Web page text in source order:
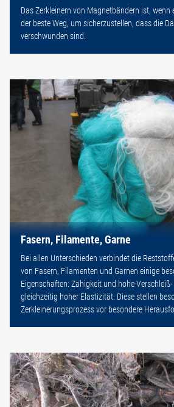
Das Zerkleinern von Magnetbändern ist,
der beste Weg, um sicherzustellen, dass die
verschwunden sind.
Fasern, Filamente, Garne
Bei allen Unterschieden verbindet die
von Fasern, Filamenten und Garnen einige
Eigenschaften: Zähigkeit und hohe
gleichzeitig hoher Elastizität. Diese stellen
Zerkleinerungsprozess vor besondere